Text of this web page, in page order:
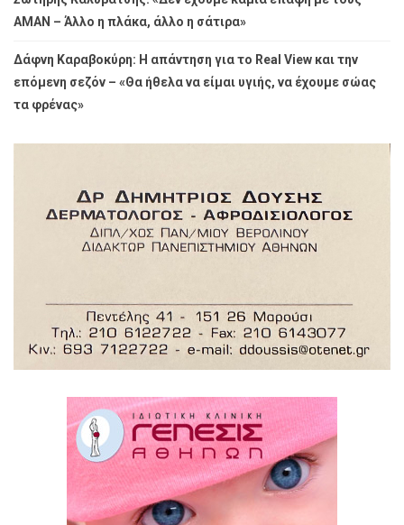
ΑΜΑΝ – Άλλο η πλάκα, άλλο η σάτιρα»
Δάφνη Καραβοκύρη: Η απάντηση για το Real View και την
επόμενη σεζόν – «Θα ήθελα να είμαι υγιής, να έχουμε σώας
τα φρένας»